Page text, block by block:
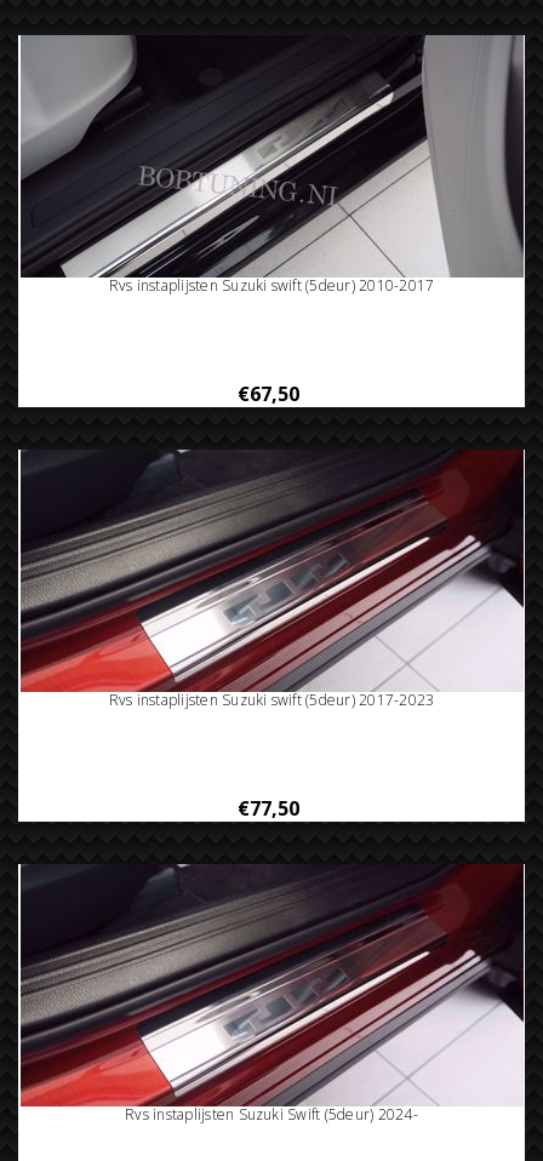
Rvs instaplijsten Suzuki swift (5deur) 2010-2017
€67,50
Rvs instaplijsten Suzuki swift (5deur) 2017-2023
€77,50
Rvs instaplijsten Suzuki Swift (5deur) 2024-